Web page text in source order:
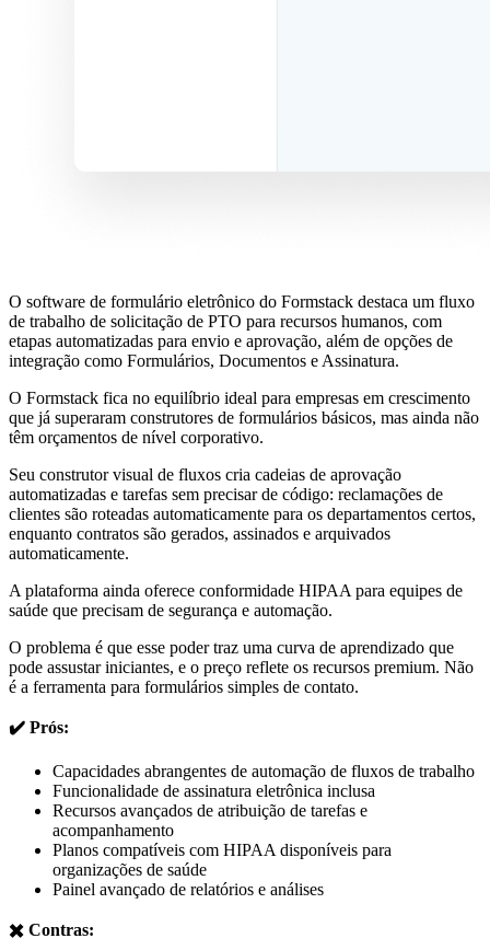
O software de formulário eletrônico do Formstack destaca um fluxo
de trabalho de solicitação de PTO para recursos humanos, com
etapas automatizadas para envio e aprovação, além de opções de
integração como Formulários, Documentos e Assinatura.
O Formstack fica no equilíbrio ideal para empresas em crescimento
que já superaram construtores de formulários básicos, mas ainda não
têm orçamentos de nível corporativo.
Seu construtor visual de fluxos cria cadeias de aprovação
automatizadas e tarefas sem precisar de código: reclamações de
clientes são roteadas automaticamente para os departamentos certos,
enquanto contratos são gerados, assinados e arquivados
automaticamente.
A plataforma ainda oferece conformidade HIPAA para equipes de
saúde que precisam de segurança e automação.
O problema é que esse poder traz uma curva de aprendizado que
pode assustar iniciantes, e o preço reflete os recursos premium. Não
é a ferramenta para formulários simples de contato.
✔️ Prós:
Capacidades abrangentes de automação de fluxos de trabalho
Funcionalidade de assinatura eletrônica inclusa
Recursos avançados de atribuição de tarefas e
acompanhamento
Planos compatíveis com HIPAA disponíveis para
organizações de saúde
Painel avançado de relatórios e análises
✖️ Contras: